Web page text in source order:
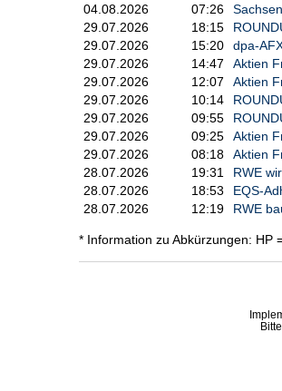
04.08.2026
07:26
29.07.2026
18:15
29.07.2026
15:20
dpa-
29.07.2026
14:47
Aktien
29.07.2026
12:07
Aktien
29.07.2026
10:14
29.07.2026
09:55
29.07.2026
09:25
Aktien
29.07.2026
08:18
Aktien
28.07.2026
19:31
RWE
28.07.2026
18:53
EQS-
28.07.2026
12:19 RWE
* Information zu Abkürzungen: HP